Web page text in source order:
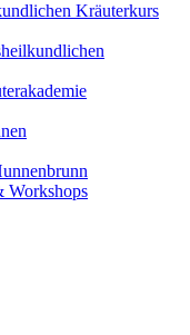
Kräuterkurs
Workshops